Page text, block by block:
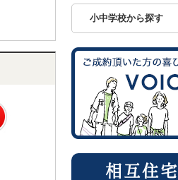
小中学校から探す
相互住宅